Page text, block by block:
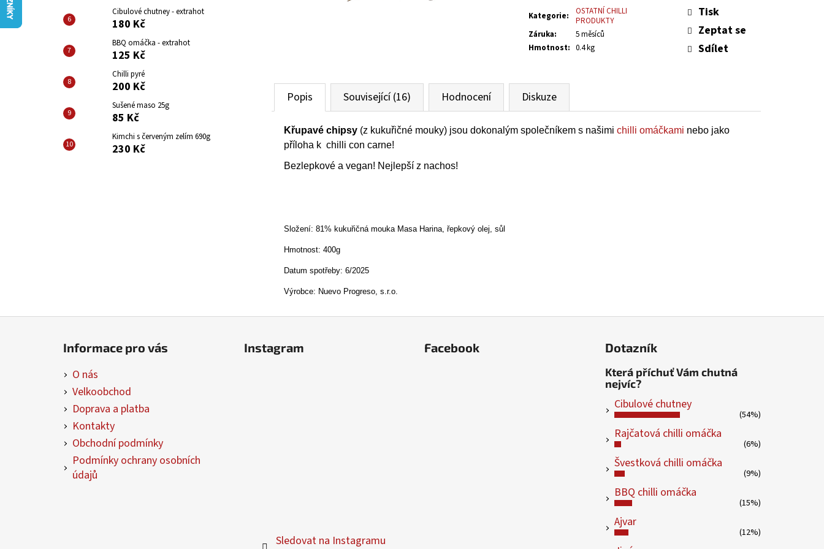
Cibulové chutney - extrahot
180 Kč
BBQ omáčka - extrahot
125 Kč
Chilli pyré
200 Kč
Sušené maso 25g
85 Kč
Kimchi s červeným zelím 690g
230 Kč
Kategorie:
OSTATNÍ CHILLI
PRODUKTY
Záruka:
5 měsíců
Hmotnost: 0.4 kg
Tisk
Zeptat se
Sdílet
Popis Související (16) Hodnocení Diskuze
Křupavé chipsy (z kukuřičné mouky) jsou dokonalým společníkem s našimi chilli omáčkami nebo jako
příloha k chilli con carne!
Bezlepkové a vegan! Nejlepší z nachos!
Složení: 81% kukuřičná mouka Masa Harina, řepkový olej, sůl
Hmotnost: 400g
Datum spotřeby: 6/2025
Výrobce: Nuevo Progreso, s.r.o.
CIBULOVÉ CHUTNEY - HOT
180 Kč
ŠVESTKOVÁ CHILLI OMÁČKA - HOT
Informace pro vás
O nás
Velkoobchod
Doprava a platba
Kontakty
Obchodní podmínky
Podmínky ochrany osobních
údajů
Instagram
Sledovat na Instagramu
Facebook Dotazník
Která příchuť Vám chutná
nejvíc?
Cibulové chutney
(54%)
Rajčatová chilli omáčka
(6%)
Švestková chilli omáčka
(9%)
BBQ chilli omáčka
(15%)
Ajvar
(12%)